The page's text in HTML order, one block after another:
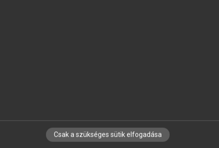
IRATKOZZ FEL HÍRLEVELÜNKRE!
Csak a szükséges sütik elfogadása